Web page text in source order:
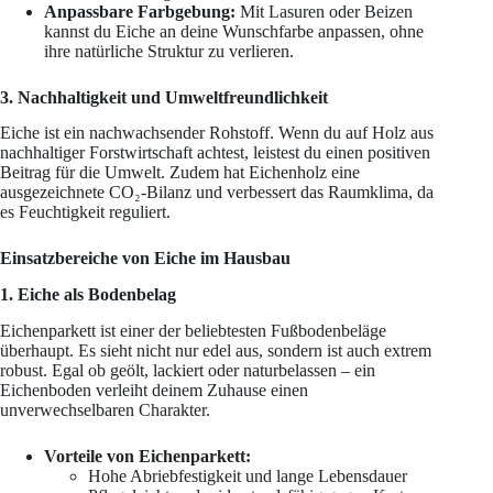
Anpassbare Farbgebung: Mit Lasuren oder Beizen
kannst du Eiche an deine Wunschfarbe anpassen, ohne
ihre natürliche Struktur zu verlieren.
3. Nachhaltigkeit und Umweltfreundlichkeit
Eiche ist ein nachwachsender Rohstoff. Wenn du auf Holz aus
nachhaltiger Forstwirtschaft achtest, leistest du einen positiven
Beitrag für die Umwelt. Zudem hat Eichenholz eine
ausgezeichnete CO₂-Bilanz und verbessert das Raumklima, da
es Feuchtigkeit reguliert.
Einsatzbereiche von Eiche im Hausbau
1. Eiche als Bodenbelag
Eichenparkett ist einer der beliebtesten Fußbodenbeläge
überhaupt. Es sieht nicht nur edel aus, sondern ist auch extrem
robust. Egal ob geölt, lackiert oder naturbelassen – ein
Eichenboden verleiht deinem Zuhause einen
unverwechselbaren Charakter.
Vorteile von Eichenparkett:
Hohe Abriebfestigkeit und lange Lebensdauer